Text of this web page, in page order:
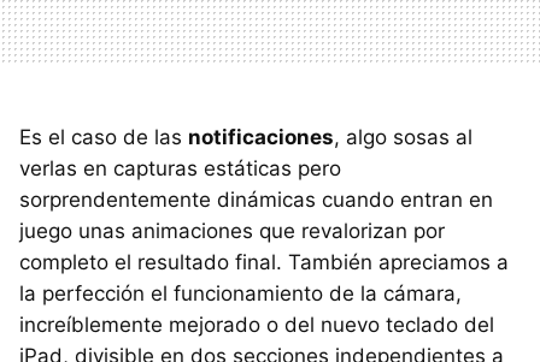
Es el caso de las notificaciones, algo sosas al
verlas en capturas estáticas pero
sorprendentemente dinámicas cuando entran en
juego unas animaciones que revalorizan por
completo el resultado final. También apreciamos a
la perfección el funcionamiento de la cámara,
increíblemente mejorado o del nuevo teclado del
iPad, divisible en dos secciones independientes a